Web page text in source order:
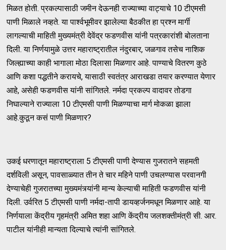
मिळत होती. प्रकल्पासाठी जमीन देऊनही राज्याच्या वाट्याचे 10 टीएमसी
पाणी मिळाले नव्हते. या पार्श्वभूमीवर झालेल्या बैठकीत हा प्रश्न मार्गी
लागल्याची माहिती मुख्यमंत्री देवेंद्र फडणवीस यांनी पत्रकारांशी बोलताना
दिली. या निर्णयामुळे उत्तर महाराष्ट्रातील नंदुरबार, जळगाव तसेच नाशिक
जिल्ह्याच्या काही भागाला मोठा दिलासा मिळणार आहे. पाण्याचे वितरण कुठे
आणि कशा पद्धतीने करायचे, यासाठी स्वतंत्र आराखडा तयार करण्यात येणार
आहे, असेही फडणवीस यांनी सांगितले. नर्मदा प्रकल्प वादावर तोडगा
निघाल्याने राज्याला 10 टीएमसी पाणी मिळण्याचा मार्ग मोकळा झाला
आहे.कुठून कसं पाणी मिळणार?
उकई धरणातून महाराष्ट्राला 5 टीएमसी पाणी देण्यास गुजरातने सहमती
दर्शविली असून, पावसाळ्यात तीन ते चार महिने पाणी उचलण्यास परवानगी
देण्याचेही गुजरातच्या मुख्यमंत्र्यांनी मान्य केल्याची माहिती फडणवीस यांनी
दिली. उर्वरित 5 टीएमसी पाणी नर्मदा-तापी डायव्हर्जनमधून मिळणार आहे. या
निर्णयाला केंद्रीय गृहमंत्री अमित शहा आणि केंद्रीय जलशक्तीमंत्री सी. आर.
पाटील यांनीही मान्यता दिल्याचे त्यांनी सांगितले.